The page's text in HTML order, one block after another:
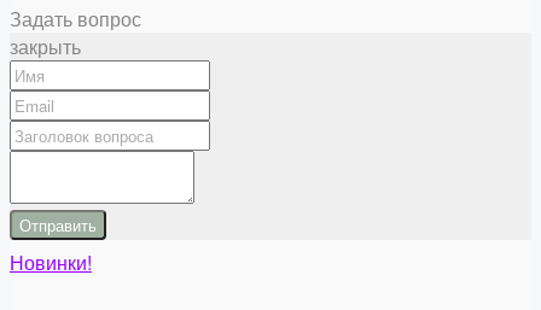
Задать вопрос
закрыть
Отправить
Новинки!